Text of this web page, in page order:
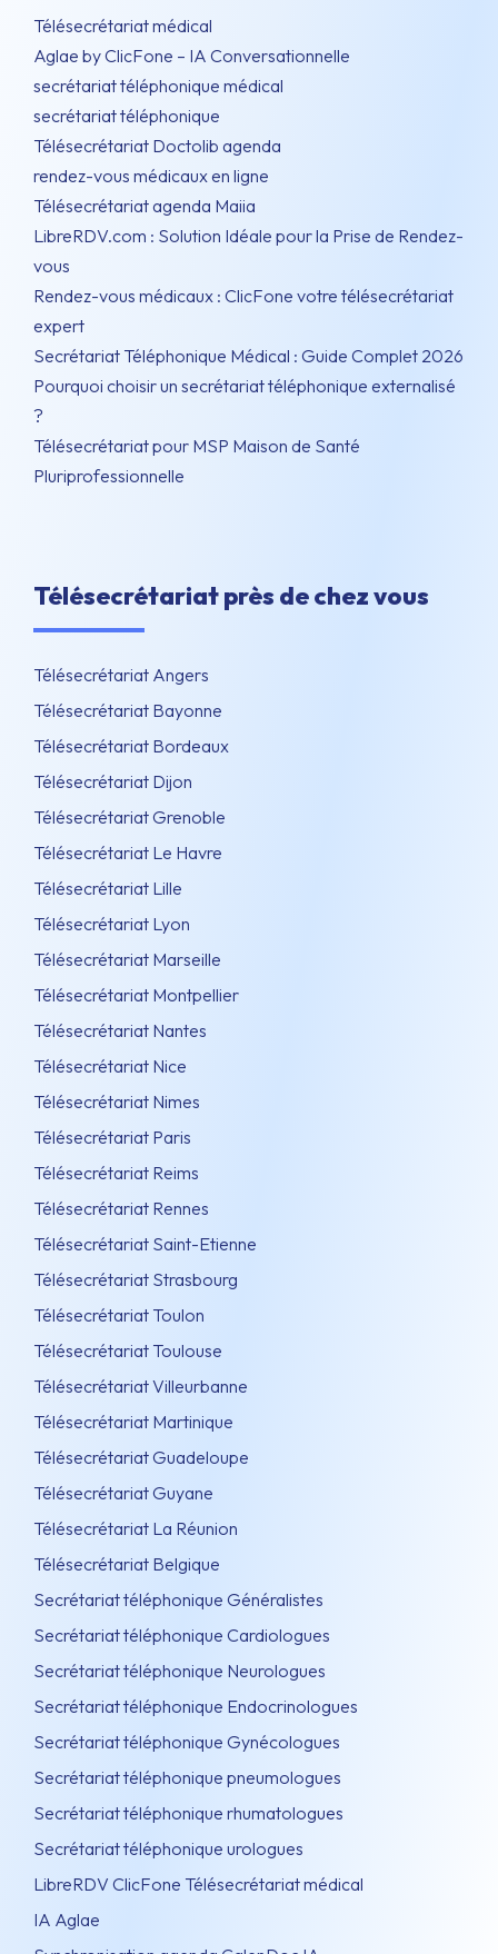
Télésecrétariat médical
Aglae by ClicFone – IA Conversationnelle
secrétariat téléphonique médical
secrétariat téléphonique
Télésecrétariat Doctolib agenda
rendez-vous médicaux en ligne
Télésecrétariat agenda Maiia
LibreRDV.com : Solution Idéale pour la Prise de Rendez-
vous
Rendez-vous médicaux : ClicFone votre télésecrétariat
expert
Secrétariat Téléphonique Médical : Guide Complet 2026
Pourquoi choisir un secrétariat téléphonique externalisé
?
Télésecrétariat pour MSP Maison de Santé
Pluriprofessionnelle
Télésecrétariat près de chez vous
Télésecrétariat Angers
Télésecrétariat Bayonne
Télésecrétariat Bordeaux
Télésecrétariat Dijon
Télésecrétariat Grenoble
Télésecrétariat Le Havre
Télésecrétariat Lille
Télésecrétariat Lyon
Télésecrétariat Marseille
Télésecrétariat Montpellier
Télésecrétariat Nantes
Télésecrétariat Nice
Télésecrétariat Nimes
Télésecrétariat Paris
Télésecrétariat Reims
Télésecrétariat Rennes
Télésecrétariat Saint-Etienne
Télésecrétariat Strasbourg
Télésecrétariat Toulon
Télésecrétariat Toulouse
Télésecrétariat Villeurbanne
Télésecrétariat Martinique
Télésecrétariat Guadeloupe
Télésecrétariat Guyane
Télésecrétariat La Réunion
Télésecrétariat Belgique
Secrétariat téléphonique Généralistes
Secrétariat téléphonique Cardiologues
Secrétariat téléphonique Neurologues
Secrétariat téléphonique Endocrinologues
Secrétariat téléphonique Gynécologues
Secrétariat téléphonique pneumologues
Secrétariat téléphonique rhumatologues
Secrétariat téléphonique urologues
LibreRDV ClicFone Télésecrétariat médical
IA Aglae